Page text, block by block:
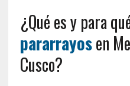
¿Qué es y para
pararrayosen
Cusco?